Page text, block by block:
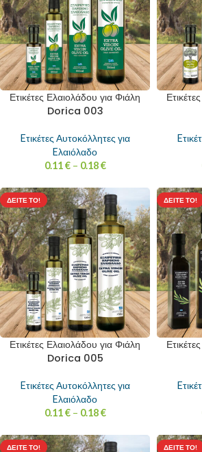
Ετικέτες Ελαιολάδου για Φιάλη
Dorica 003
Eτικέτες Αυτοκόλλητες για
Eλαιόλαδο
0.11€ – 0.18€
ΔΕΊΤΕ ΤΟ!
Ετικέτες Ελαιολάδου για Φιάλη
Dorica 005
Eτικέτες Αυτοκόλλητες για
Eλαιόλαδο
0.11€ – 0.18€
ΔΕΊΤΕ ΤΟ!
ΔΕΊΤΕ ΤΟ! ΔΕΊΤΕ ΤΟ!